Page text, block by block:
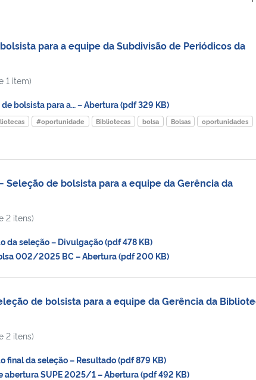
para a equipe da Subdivisão de Periódicos da
1 item)
bolsista para a… – Abertura (pdf 329 KB)
#oportunidade Bibliotecas bolsa Bolsas
oportunidades
de bolsista para a equipe da Gerência da
2 itens)
seleção – Divulgação (pdf 478 KB)
002/2025 BC – Abertura (pdf 200 KB)
de bolsista para a equipe da Gerência da
2 itens)
da seleção – Resultado (pdf 879 KB)
SUPE 2025/1 – Abertura (pdf 492 KB)